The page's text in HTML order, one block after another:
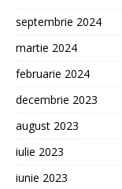
septembrie 2024
martie 2024
februarie 2024
decembrie 2023
august 2023
iulie 2023
iunie 2023